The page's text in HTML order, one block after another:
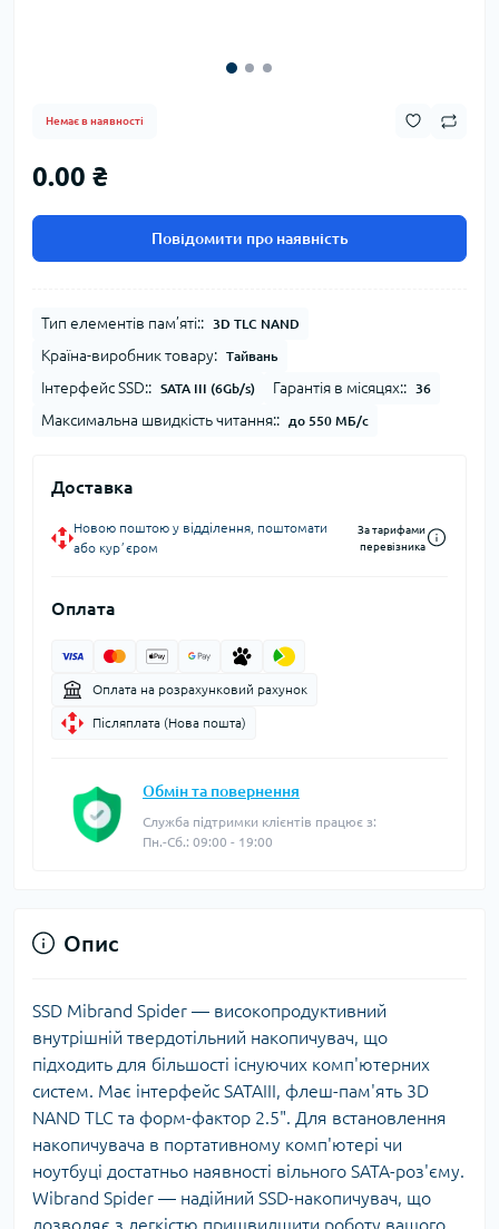
Немає в наявності
0.00 ₴
Повідомити про наявність
Тип елементів пам’яті:: 3D TLC NAND
Країна-виробник товару: Тайвань
Інтерфейс SSD:: SATA III (6Gb/s) Гарантія в місяцях:: 36
Максимальна швидкість читання:: до 550 МБ/с
Доставка
Новою поштою у відділення, поштомати
або курʼєром
За тарифами
перевізника
Оплата
Оплата на розрахунковий рахунок
Післяплата (Нова пошта)
Обмін та повернення
Служба підтримки клієнтів працює з:
Пн.-Сб.: 09:00 - 19:00
Опис
SSD Mibrand Spider — високопродуктивний
внутрішній твердотільний накопичувач, що
підходить для більшості існуючих комп'ютерних
систем. Має інтерфейс SATAIII, флеш-пам'ять 3D
NAND TLC та форм-фактор 2.5". Для встановлення
накопичувача в портативному комп'ютері чи
ноутбуці достатньо наявності вільного SATA-роз'єму.
Wibrand Spider — надійний SSD-накопичувач, що
дозволяє з легкістю пришвидшити роботу вашого